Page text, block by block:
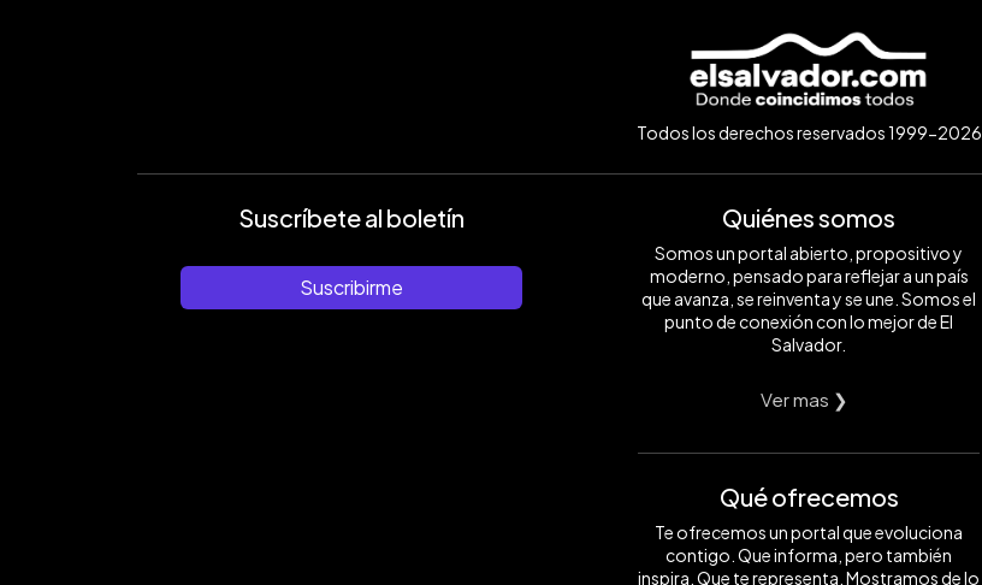
Todos los derechos reservados 1999-2026
Suscríbete al boletín
Suscribirme
Quiénes somos
Somos un portal abierto, propositivo y
moderno, pensado para reflejar a un país
que avanza, se reinventa y se une. Somos el
punto de conexión con lo mejor de El
Salvador.
Ver mas ❯
Qué ofrecemos
Te ofrecemos un portal que evoluciona
contigo. Que informa, pero también
inspira. Que te representa. Mostramos de lo